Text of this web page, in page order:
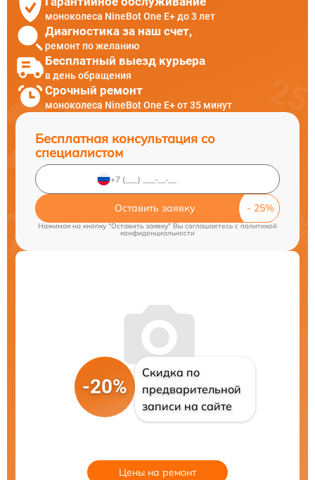
моноколеса NineBot One E+ до 3 лет
Диагностика за наш счет,
ремонт по желанию
Бесплатный выезд курьера
в день обращения
Срочный ремонт
моноколеса NineBot One E+ от 35 минут
Бесплатная консультация со
специалистом
Оставить заявку
Нажимая на кнопку "Оставить заявку" Вы соглашаетесь c политикой
конфиденциальности
-20%
Скидка по
предварительной
записи на сайте
Цены на ремонт